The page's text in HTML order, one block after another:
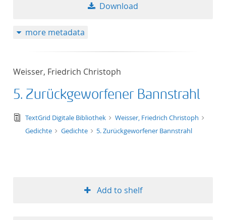
Download
more metadata
Weisser, Friedrich Christoph
5. Zurückgeworfener Bannstrahl
text/tg.edition+tg.aggregation+xml
TextGrid Digitale Bibliothek
Weisser, Friedrich Christoph
Gedichte
Gedichte 5. Zurückgeworfener Bannstrahl
Add to shelf